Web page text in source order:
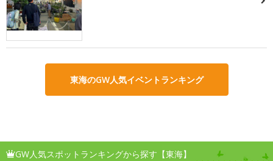
東海のGW人気イベントランキング
GW人気スポットランキングから探す【東海】